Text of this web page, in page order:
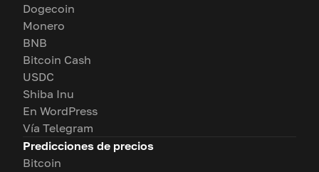
Dogecoin
Monero
BNB
Bitcoin Cash
USDC
Shiba Inu
En WordPress
Vía Telegram
Predicciones de precios
Bitcoin